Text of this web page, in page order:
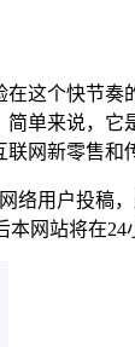
这个快节
单来说，它
网新零售和
络用户投稿
本网站将在24